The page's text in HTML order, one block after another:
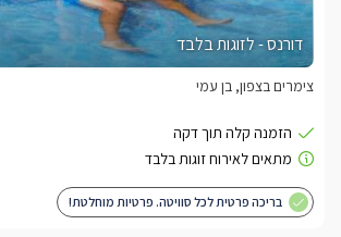
דורנס - לזוגות בלבד
צימרים בצפון, בן עמי
בריכה פרטית לכל סוויטה. פרטיות מוחלטת!